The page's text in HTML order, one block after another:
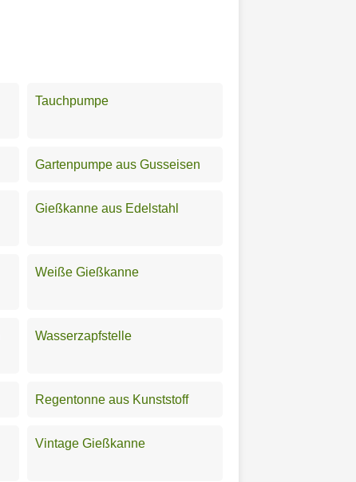
Tauchpumpe
Gartenpumpe aus Gusseisen
Gießkanne aus Edelstahl
Weiße Gießkanne
Wasserzapfstelle
Regentonne aus Kunststoff
Vintage Gießkanne